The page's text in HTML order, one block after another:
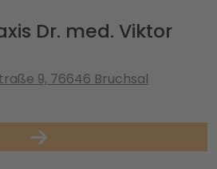
Dr. med. Viktor
9, 76646 Bruchsal